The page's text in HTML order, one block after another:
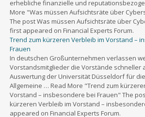
erhebliche finanzielle und
More "Was müssen Aufsichtsräte über
The post Was müssen Aufsichtsräte über
first appeared on Financial Experts Forum.
Trend zum kürzeren Verbleib im Vorstand –
Frauen
In deutschen Großunternehmen verlassen
Vorstandsmitglieder die Vorstände schneller
Auswertung der Universität Düsseldorf für
Allgemeine … Read More "Trend zum
Vorstand – insbesondere bei Frauen" The
kürzeren Verbleib im Vorstand –
appeared on Financial Experts Forum.